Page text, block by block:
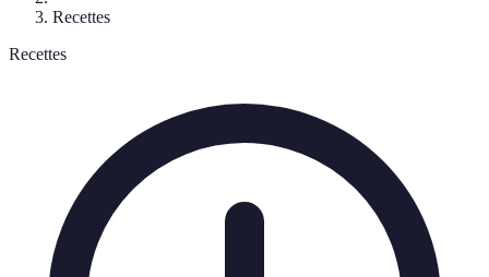
Recettes
Recettes